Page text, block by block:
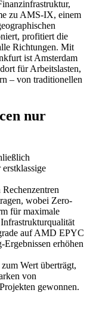
zu AMS-IX, einem
profitiert die
Richtungen. Mit
ist Amsterdam
für Arbeitslasten,
– von traditionellen
nur
wobei Zero-
für maximale
auf AMD EPYC
erhöhen
Wert überträgt,
von
gewonnen.